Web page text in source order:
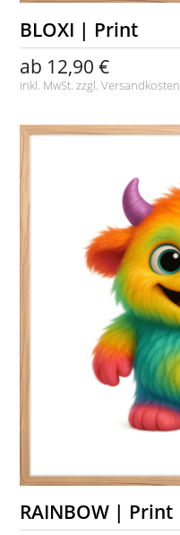
BLOXI | Print
ab 12,90 €
inkl. MwSt. zzgl.Versandkosten
RAINBOW | Print